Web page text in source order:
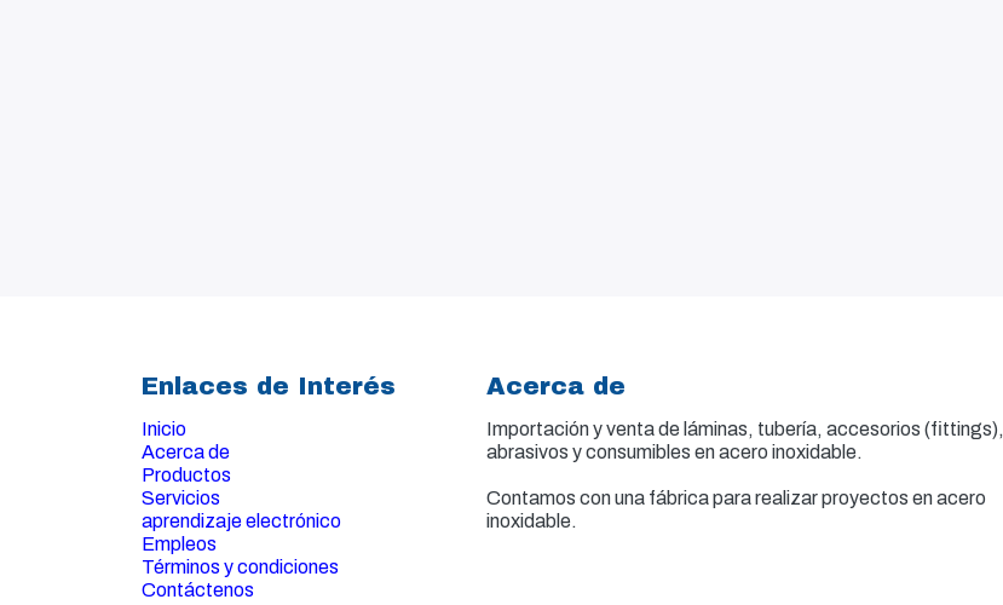
Enlaces de Interés
Inicio
Acerca de
Productos
Servicios
aprendizaje electrónico
Empleos
Términos y condiciones
Contáctenos
Acerca de
Importación y venta de láminas, tubería, accesorios (fittings),
abrasivos y consumibles en acero inoxidable.
Contamos con una fábrica para realizar proyectos en acero
inoxidable.